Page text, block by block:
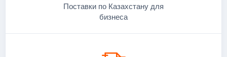
Поставки по Казахстану для
бизнеса